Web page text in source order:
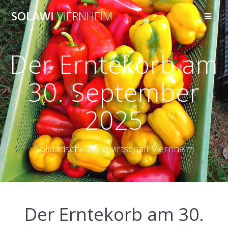
Zum
Inhalt
springen
SOLAWIVIERNHEIM
Der Erntekorb am
30. September
2025
Solidarische Landwirtschaft Viernheim
Der Erntekorb am 30.